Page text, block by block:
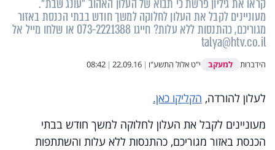
קראו את גיליון פרשת כי תבוא של העלון האהוב "עונג שבת".
מעוניינים לקבל את העלון לחלוקה למשך חודש בבתי הכנסת באזור
מגוריכם, כהתנסות ללא עלות? חייגו 073-2221388 או שלחו מייל אל
talya@htv.co.il
הידברות למעקב י"ט אלול התשע"ו |
22.09.16
|
08:42
לעלון להורדה, הקליקו כאן.
מעוניינים לקבל את העלון לחלוקה למשך חודש בבתי
הכנסת באזור מגוריכם, כהתנסות ללא עלות והשתתפות